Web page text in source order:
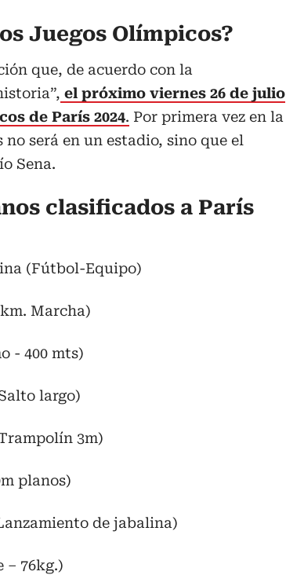
Juegos Olímpicos?
que, de acuerdo con la
el próximo viernes 26 de julio
de París 2024. Por primera vez en la
será en un estadio, sino que el
Sena.
clasificados a París
(Fútbol-Equipo)
Marcha)
- 400 mts)
largo)
3m)
planos)
de jabalina)
– 76kg.)